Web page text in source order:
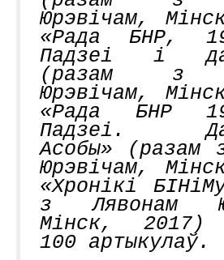
Юрэвічам,
«Рада БНР,
Падзеі і
(разам з
Юрэвічам,
«Рада БНР
Падзеі.
Асобы» (разам
Юрэвічам,
«Хронікі
з Лявонам
Мінск,
100 артыкулаў.